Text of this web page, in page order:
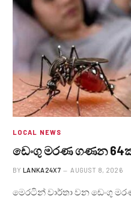
LOCAL NEWS
ඩෙංගු මරණ ගණන
BY LANKA24X7 AUGUST 8, 2026
මෙරටින් වාර්තා වන ඩෙංගු